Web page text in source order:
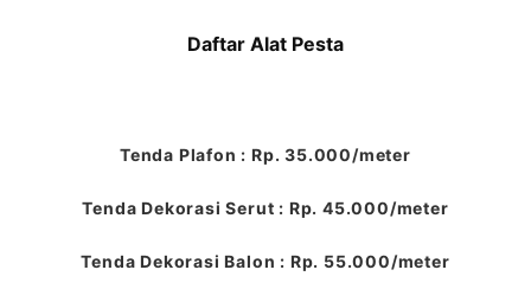
Daftar Alat Pesta
Tenda Plafon : Rp. 35.000/meter
Tenda Dekorasi Serut : Rp. 45.000/meter
Tenda Dekorasi Balon : Rp. 55.000/meter